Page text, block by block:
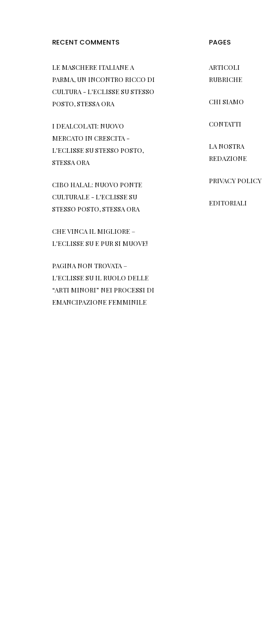
RECENT COMMENTS
LE MASCHERE ITALIANE A
PARMA, UN INCONTRO RICCO DI
CULTURA - L'ECLISSESUSTESSO
POSTO, STESSA ORA
I DEALCOLATI: NUOVO
MERCATO IN CRESCITA -
L'ECLISSESUSTESSO POSTO,
STESSA ORA
CIBO HALAL: NUOVO PONTE
CULTURALE - L'ECLISSESU
STESSO POSTO, STESSA ORA
CHE VINCA IL MIGLIORE –
L'ECLISSESU E PUR SI MUOVE!
PAGINA NON TROVATA –
L'ECLISSESU IL RUOLO DELLE
“ARTI MINORI” NEI PROCESSI DI
EMANCIPAZIONE FEMMINILE
PAGES
ARTICOLI
RUBRICHE
CHI SIAMO
CONTATTI
LA NOSTRA
REDAZIONE
PRIVACY POLICY
EDITORIALI